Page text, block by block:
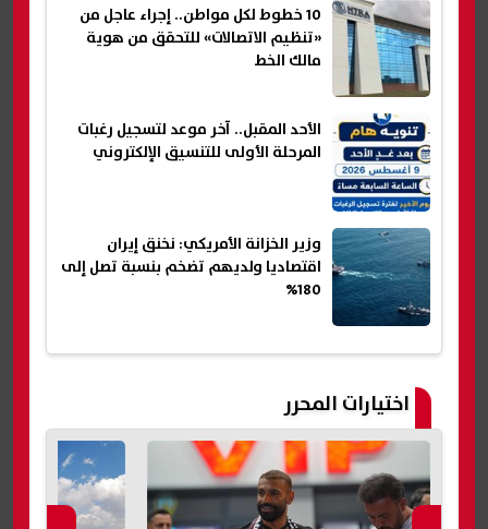
10 خطوط لكل مواطن.. إجراء عاجل من
«تنظيم الاتصالات» للتحقق من هوية
مالك الخط
الأحد المقبل.. آخر موعد لتسجيل رغبات
المرحلة الأولى للتنسيق الإلكتروني
وزير الخزانة الأمريكي: نخنق إيران
اقتصاديا ولديهم تضخم بنسبة تصل إلى
180%
اختيارات المحرر